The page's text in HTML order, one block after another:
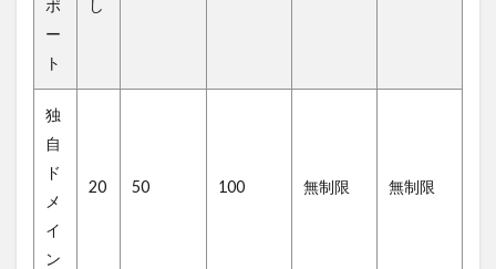
ポ
ー
ト
し
独
自
ド
メ
イ
ン
20 50 100 無制限 無制限